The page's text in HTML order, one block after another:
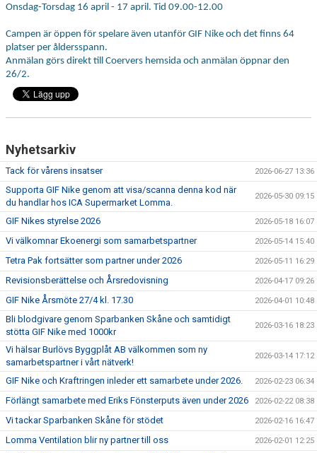
BOKA KLUBBLOKAL
BOKA VEO & SMARTCAM
KONTAKT
TRYGG IDROTT
WEBSHOP
SAMARBETSPARTNERS
STIFTELSEN DUNROSS & CO
Onsdag-Torsdag 16 april - 17 april. Tid 09.00-12.00
Campen är öppen för spelare även utanför GIF Nike och det finns 64
platser per åldersspann.
Anmälan görs direkt till Coervers hemsida och anmälan öppnar den
26/2.
Nyhetsarkiv
Tack för vårens insatser 2026-06-27 13:36
Supporta GIF Nike genom att visa/scanna denna kod när
du handlar hos ICA Supermarket Lomma.
2026-05-30 09:15
GIF Nikes styrelse 2026 2026-05-18 16:07
Vi välkomnar Ekoenergi som samarbetspartner 2026-05-14 15:40
Tetra Pak fortsätter som partner under 2026 2026-05-11 16:29
Revisionsberättelse och Årsredovisning 2026-04-17 09:26
GIF Nike Årsmöte 27/4 kl. 17.30 2026-04-01 10:48
Bli blodgivare genom Sparbanken Skåne och samtidigt
stötta GIF Nike med 1000kr
2026-03-16 18:23
Vi hälsar Burlövs Byggplåt AB välkommen som ny
samarbetspartner i vårt nätverk!
2026-03-14 17:12
GIF Nike och Kraftringen inleder ett samarbete under 2026. 2026-02-23 06:34
Förlängt samarbete med Eriks Fönsterputs även under 2026 2026-02-22 08:38
Vi tackar Sparbanken Skåne för stödet 2026-02-16 16:47
Lomma Ventilation blir ny partner till oss 2026-02-01 12:25